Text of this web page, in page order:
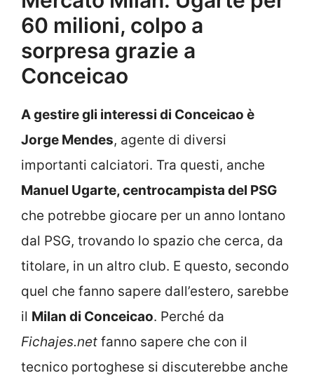
60 milioni, colpo a
sorpresa grazie a
Conceicao
A gestire gli interessi di Conceicao è
Jorge Mendes, agente di diversi
importanti calciatori. Tra questi, anche
Manuel Ugarte, centrocampista del PSG
che potrebbe giocare per un anno lontano
dal PSG, trovando lo spazio che cerca, da
titolare, in un altro club. E questo, secondo
quel che fanno sapere dall’estero, sarebbe
il Milan di Conceicao. Perché da
Fichajes.net fanno sapere che con il
tecnico portoghese si discuterebbe anche